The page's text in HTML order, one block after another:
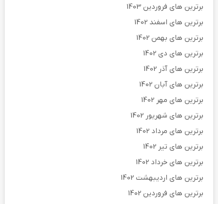
برترین های فروردین 1403
برترین های اسفند 1402
برترین های بهمن 1402
برترین های دی 1402
برترین های آذر 1402
برترین های آبان 1402
برترین های مهر 1402
برترین های شهریور 1402
برترین های مرداد 1402
برترین های تیر 1402
برترین های خرداد 1402
برترین های اردیبهشت 1402
برترین های فروردین 1402